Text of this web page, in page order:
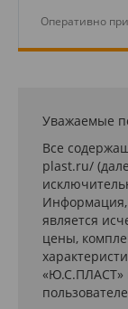
Оперативно
Уважаемые
Все
plast.ru/
Информация,
является
цены,
«Ю.С.ПЛАСТ»